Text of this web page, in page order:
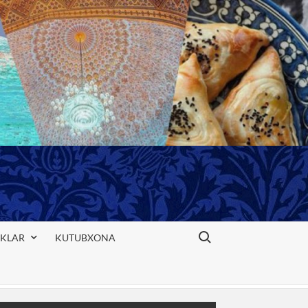
KUTUBXONA
Search for: